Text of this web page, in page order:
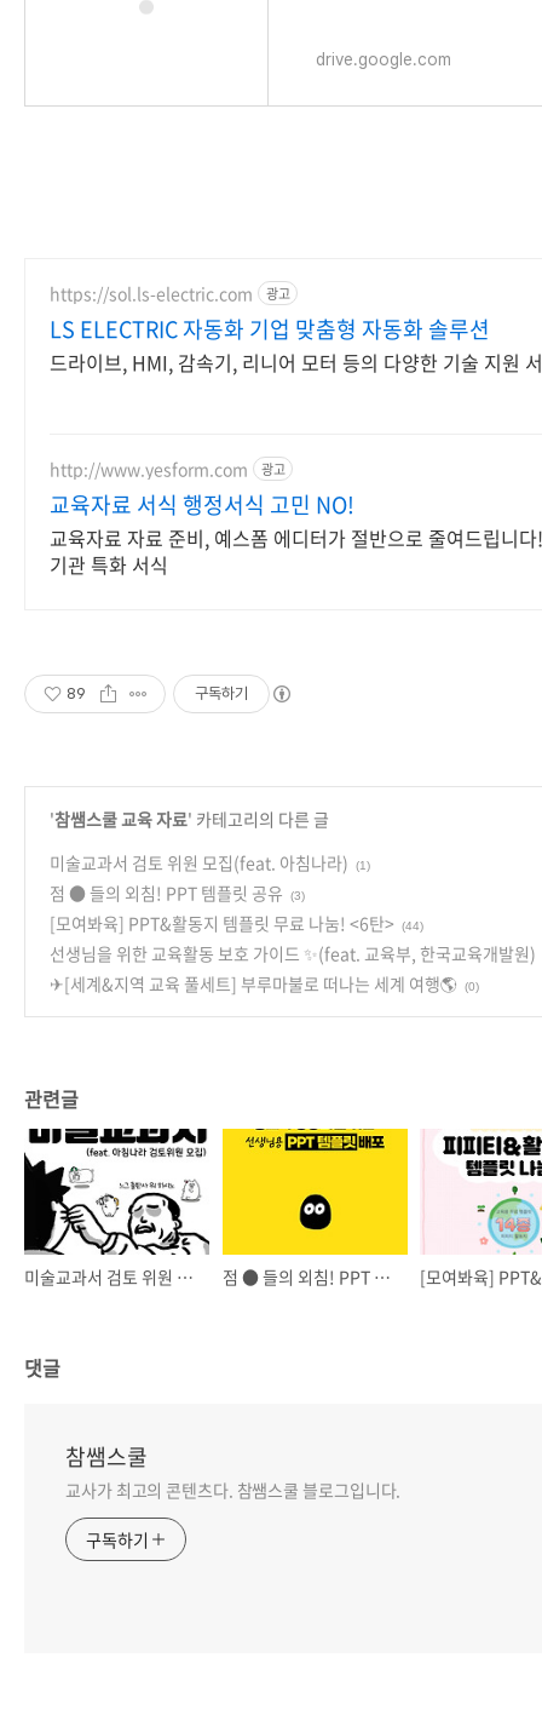
drive.google.com
https://sol.ls-electric.com 광고
LS ELECTRIC 자동화 기업 맞춤형 자동화 솔루션
드라이브, HMI, 감속기, 리니어 모터 등의 다양한 기술 지원
http://www.yesform.com 광고
교육자료 서식 행정서식 고민 NO!
교육자료 자료 준비, 예스폼 에디터가 절반으로 줄여드립니
기관 특화 서식
89 구독하기
'참쌤스쿨 교육 자료' 카테고리의 다른 글
미술교과서 검토 위원 모집(feat. 아침나라)
(1)
점 ● 들의 외침! PPT 템플릿 공유 (3)
[모여봐육] PPT&활동지 템플릿 무료 나눔! <6탄> (44)
선생님을 위한 교육활동 보호 가이드 ✨(feat. 교육부, 한국교육개발원)
✈[세계&지역 교육 풀세트] 부루마불로 떠나는 세계 여행🌎
(0)
관련글
미술교과서 검토 위원 모집(feat. 아침나라) 점 ● 들의 외침! PPT 템플릿 공유
댓글
참쌤스쿨
교사가 최고의 콘텐츠다. 참쌤스쿨 블로그입니다.
구독하기